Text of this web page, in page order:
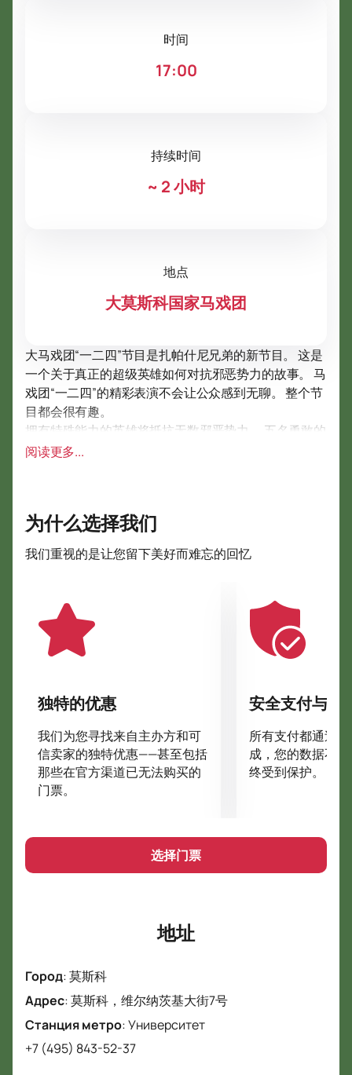
时间
17:00
持续时间
~ 2 小时
地点
大莫斯科国家马戏团
大马戏团“一二四”节目是扎帕什尼兄弟的新节目。 这是
一个关于真正的超级英雄如何对抗邪恶势力的故事。 马
戏团“一二四”的精彩表演不会让公众感到无聊。 整个节
目都会很有趣。
拥有特殊能力的英雄将抵抗无数邪恶势力。 五名勇敢的
勇者必须与幽灵、吸血鬼和食尸鬼作战。 所有人都在阿
而且对儿童都很有趣。 现代的呈现方式和美妙的沉浸式
氛围营造出美妙的临场感。
扎帕什尼马戏团《一二四》全新节目，生动的剧本，高
演。 为了给观众带来惊喜并让观众尽可能多地参与到动
作中，使用了现代技术设备——良好的空间音效、灯光
和特效。 特别是一二四节目，制作了特别的装饰，缝制
了别致的服装。
给一二四增添了神秘色彩。 他们使活动变得明亮而独
特。
如何以及在哪里购买“一二四”节目的门票？
您可以在我们的网站上以一二四的价格购买大马戏团的
门票。 您需要简单快捷地下订单。 在大厅中选择一个
免费座位并指定适当的付款方式就足够了 - 通过卡或现
支付页面进行，不用担心钱的问题。 以现金方式付款是
在通过交付收到门票后进行的。 快递服务另行计算。
目，请参观莫斯科大马戏团的一二四秀。 可以在我们的
网站上购买门票！ 沉浸在与邪恶英勇斗争的氛围中，伴
阅读更多...
为什么选择我们
我们重视的是让您留下美好而难忘的回忆
独特的优惠
我们为您寻找来自主办方和可
信卖家的独特优惠——甚至包括
那些在官方渠道已无法购买的
门票。
安全支付与数
所有支付都通过
成，您的数据不
终受到保护。
选择门票
地址
Город:莫斯科
Адрес:莫斯科，维尔纳茨基大街7号
Станция метро:Университет
+7 (495) 843-52-37